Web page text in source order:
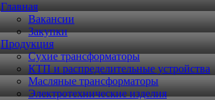
Главная
Вакансии
Закупки
Продукция
Сухие трансформаторы
КТП и распределительные устройства
Масляные трансформаторы
Электротехнические изделия